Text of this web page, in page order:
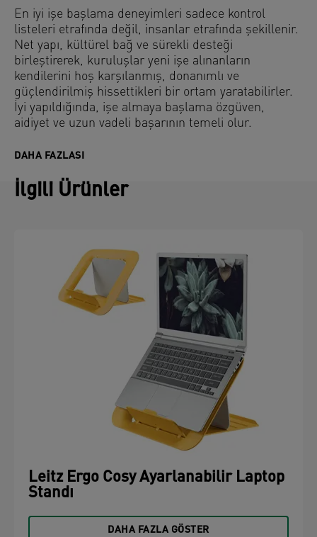
En iyi işe başlama deneyimleri sadece kontrol
listeleri etrafında değil, insanlar etrafında şekillenir.
Net yapı, kültürel bağ ve sürekli desteği
birleştirerek, kuruluşlar yeni işe alınanların
kendilerini hoş karşılanmış, donanımlı ve
güçlendirilmiş hissettikleri bir ortam yaratabilirler.
İyi yapıldığında, işe almaya başlama özgüven,
aidiyet ve uzun vadeli başarının temeli olur.
DAHA FAZLASI
İlgili Ürünler
Leitz Ergo Cosy Ayarlanabilir Laptop
Standı
DAHA FAZLA GÖSTER